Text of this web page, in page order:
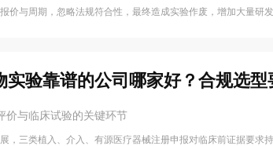
价与周期，忽略法规符合性，最终造成实验作废，增加大量研
实验靠谱的公司哪家好？合规选型
价与临床试验的关键环节
，三类植入、介入、有源医疗器械注册申报对临床前证据要求